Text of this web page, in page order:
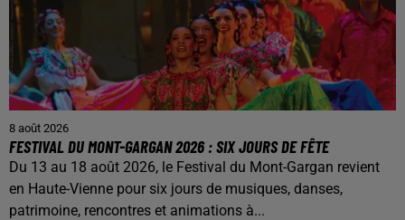
8 août 2026
FESTIVAL DU MONT-GARGAN 2026 : SIX JOURS DE FÊTE
Du 13 au 18 août 2026, le Festival du Mont-Gargan revient
en Haute-Vienne pour six jours de musiques, danses,
patrimoine, rencontres et animations à...